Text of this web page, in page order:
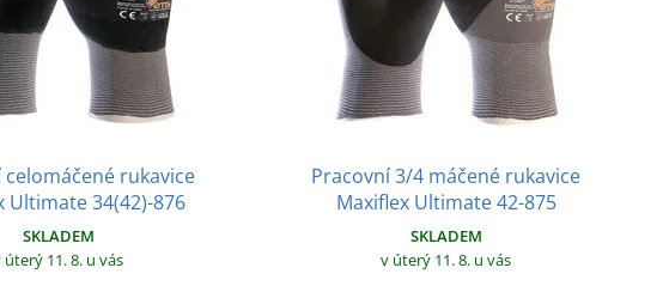
celomáčené rukavice
Ultimate 34(42)-876
SKLADEM
úterý 11. 8. u vás
Pracovní 3/4 máčené rukavice
Maxiflex Ultimate 42-875
SKLADEM
v úterý 11. 8. u vás